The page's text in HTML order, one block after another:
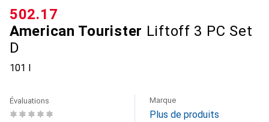
American Tourister Liftoff 3 PC Set
D
101 l
CHF
502.17
Évaluations Marque
Plus de produits